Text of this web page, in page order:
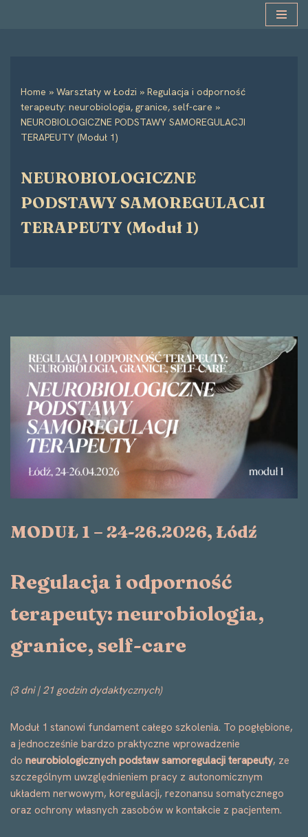
Home » Warsztaty w Łodzi » Regulacja i odporność
terapeuty: neurobiologia, granice, self-care »
NEUROBIOLOGICZNE PODSTAWY SAMOREGULACJI
TERAPEUTY (Moduł 1)
NEUROBIOLOGICZNE
PODSTAWY SAMOREGULACJI
TERAPEUTY (Moduł 1)
MODUŁ 1 – 24-26.2026, Łódź
Regulacja i odporność
terapeuty: neurobiologia,
granice, self-care
(3 dni | 21 godzin dydaktycznych)
Moduł 1 stanowi fundament całego szkolenia. To pogłębione,
a jednocześnie bardzo praktyczne wprowadzenie
do neurobiologicznych podstaw samoregulacji terapeuty, ze
szczególnym uwzględnieniem pracy z autonomicznym
układem nerwowym, koregulacji, rezonansu somatycznego
oraz ochrony własnych zasobów w kontakcie z pacjentem.